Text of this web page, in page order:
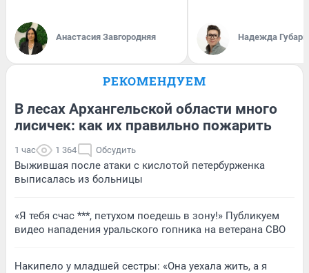
Анастасия Завгородняя Надежда Губарь
РЕКОМЕНДУЕМ
В лесах Архангельской области много
лисичек: как их правильно пожарить
1 час 1 364 Обсудить
Выжившая после атаки с кислотой петербурженка
выписалась из больницы
«Я тебя счас ***, петухом поедешь в зону!» Публикуем
видео нападения уральского гопника на ветерана СВО
Накипело у младшей сестры: «Она уехала жить, а я